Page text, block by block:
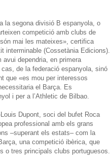
a la segona divisió B espanyola, o
competició amb clubs de
mai les mateixes», certifica
interminable (Cossetània Edicions).
dependria, en primera
de la federació espanyola, sinó
que «es mou per interessos
el Barça. Es
i per a l’Athletic de Bilbao.
Dupont, soci del bufet Roca
professional amb els grans
–superant els estats– com la
una competició ibèrica, que
o tres principals clubs portuguesos.